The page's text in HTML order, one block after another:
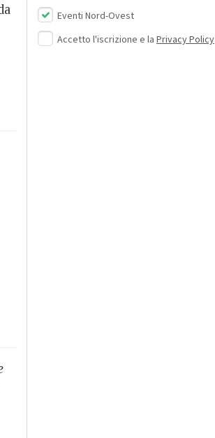
Eventi Nord-Ovest
Accetto l'iscrizione e la Privacy Policy